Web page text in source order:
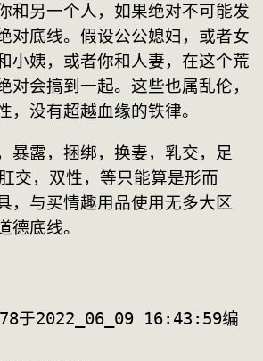
和另一个人，如果绝对不可能发
对底线。假设公公媳妇，或者女
小姨，或者你和人妻，在这个荒
对会搞到一起。这些也属乱伦，
，没有超越血缘的铁律。
暴露，捆绑，换妻，乳交，足
交，双性，等只能算是形而
，与买情趣用品使用无多大区
德底线。
于2022_06_09 16:43:59编